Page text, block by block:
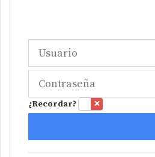
¿Recordar?
✓ ❌